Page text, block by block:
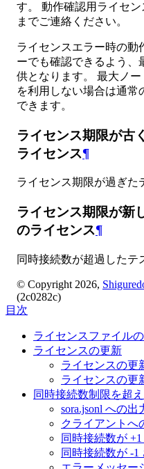
す。 動作確認用ライセ
までご連絡ください。
ライセンスエラー時の動
ーでも確認できるよう、
供となります。 最大ノ
を利用しない場合は通常
できます。
ライセンス期限が古
ライセンス¶
ライセンス期限が過ぎた
ライセンス期限が新
のライセンス¶
同時接続数が超過したテ
© Copyright 2026,
(2c0282c)
目次
ライセンスファイル
ライセンスの更新
ライセンスの更
ライセンスの更
同時接続数制限を超
sora.jsonl への出
クライアントへ
同時接続数が
同時接続数が -1